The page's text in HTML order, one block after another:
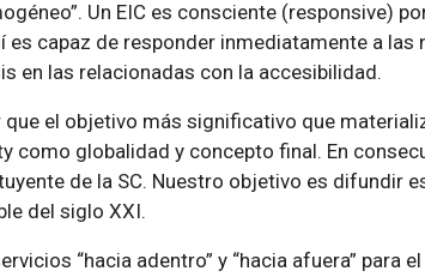
Un EIC es consciente (responsive)
es capaz de responder inmediatamente a las
en las relacionadas con la accesibilidad.
el objetivo más significativo que
como globalidad y concepto final. En
de la SC. Nuestro objetivo es difundir
del siglo XXI.
“hacia adentro” y “hacia afuera” para